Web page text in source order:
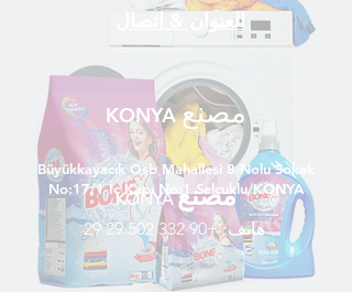
العنوان & اتصال
KONYAمصنع
Büyükkayacık Osb Mahallesi 8 Nolu Sokak
No:17/1 İç Kapı No:1 Selçuklu/KONYA
KONYAمصنع
هاتف:+90 332 502 29 29